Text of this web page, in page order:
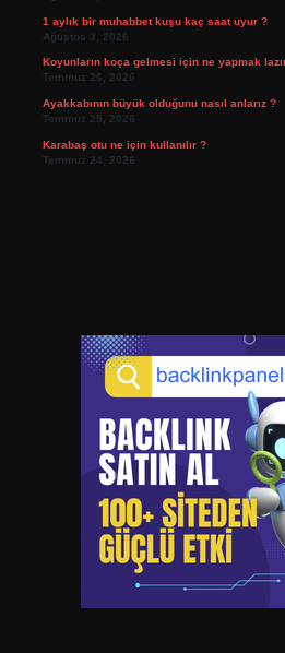
1 aylık bir muhabbet kuşu kaç saat uyur ?
Ağustos 3, 2026
Koyunların koça gelmesi için ne yapmak
Temmuz 26, 2026
Ayakkabının büyük olduğunu nasıl anlarız ?
Temmuz 25, 2026
Karabaş otu ne için kullanılır ?
Temmuz 24, 2026